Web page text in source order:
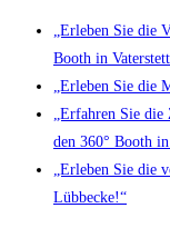
„Erleben Sie die
Booth in
„Erleben Sie die
„Erfahren Sie
den 360° Booth
„Erleben Sie die
Lübbecke!“